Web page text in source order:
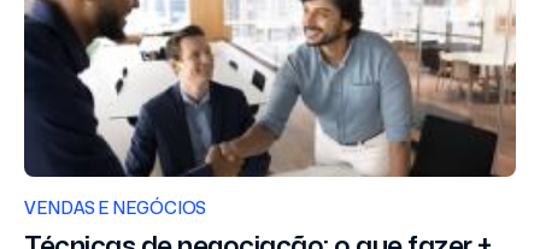
VENDAS E NEGÓCIOS